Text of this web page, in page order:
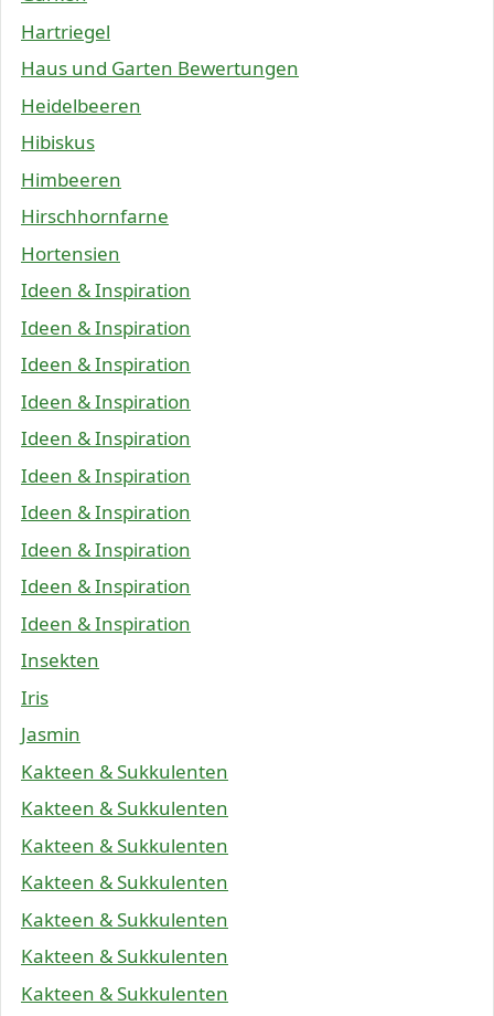
Hartriegel
Haus und Garten Bewertungen
Heidelbeeren
Hibiskus
Himbeeren
Hirschhornfarne
Hortensien
Ideen & Inspiration
Ideen & Inspiration
Ideen & Inspiration
Ideen & Inspiration
Ideen & Inspiration
Ideen & Inspiration
Ideen & Inspiration
Ideen & Inspiration
Ideen & Inspiration
Ideen & Inspiration
Insekten
Iris
Jasmin
Kakteen & Sukkulenten
Kakteen & Sukkulenten
Kakteen & Sukkulenten
Kakteen & Sukkulenten
Kakteen & Sukkulenten
Kakteen & Sukkulenten
Kakteen & Sukkulenten